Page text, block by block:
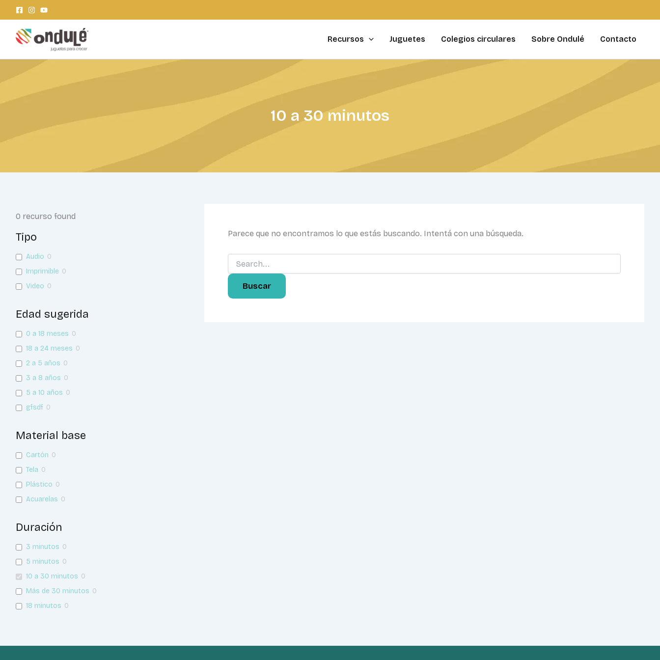
al
contenido
Recursos
Juguetes Colegios circulares Sobre Ondulé Contacto
10 a 30 minutos
0 recurso found
Tipo
Audio 0
Imprimible 0
Video 0
Edad sugerida
0 a 18 meses 0
18 a 24 meses 0
2 a 5 años 0
3 a 8 años 0
5 a 10 años 0
gfsdf 0
Material base
Cartón 0
Tela 0
Plástico 0
Acuarelas 0
Duración
3 minutos 0
5 minutos 0
10 a 30 minutos 0
Más de 30 minutos 0
18 minutos 0
Parece que no encontramos lo que estás buscando. Intentá con una búsqueda.